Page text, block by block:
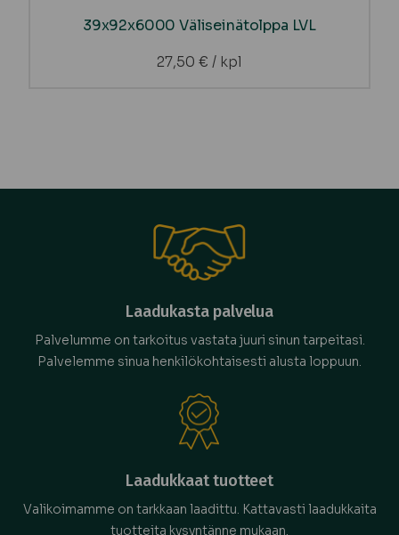
39x92x6000 Väliseinätolppa LVL
27,50 € / kpl
Laadukasta palvelua
Palvelumme on tarkoitus vastata juuri sinun tarpeitasi.
Palvelemme sinua henkilökohtaisesti alusta loppuun.
Laadukkaat tuotteet
Valikoimamme on tarkkaan laadittu. Kattavasti laadukkaita
tuotteita kysyntänne mukaan.